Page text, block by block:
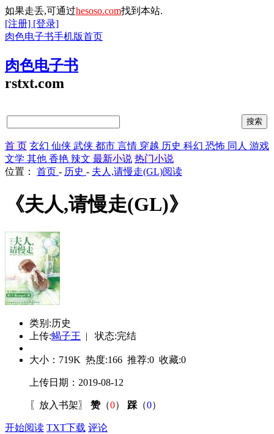
如果走丢,可通过hesoso.com找到本站.
[注册] [登录]
肉色电子书手机版首页
肉色电子书
rstxt.com
首 页 玄幻 仙侠 武侠 都市 言情 穿越 历史 科幻 恐怖 同人 游戏
文学 其他 香艳 辣文 最新小说 热门小说
位置： 首页 - 历史 - 夫人,请慢走(GL)阅读
《夫人,请慢走(GL)》
类别:历史
上传:蝎子王 | 状态:完结
大小： 719K 热度:166 推荐:0 收藏:0
上传日期：2019-08-12
〖 放入书架〗 赞（0） 踩 （0）
开始阅读 TXT下载 评论